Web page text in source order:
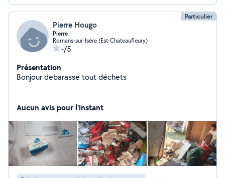
Particulier
Pierre Hougo
Pierre
Romans-sur-Isère (Est-Chateaufleury)
-/5
Présentation
Bonjour debarasse tout déchets
Aucun avis pour l'instant